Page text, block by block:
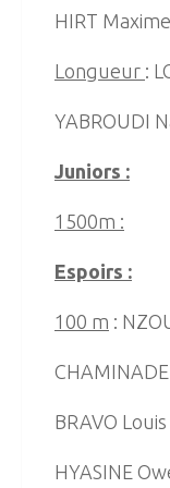
HIRT
Longueur :
YABROUDI
Juniors :
1500m :
Espoirs :
100 m :
BRAVO
HYASINE